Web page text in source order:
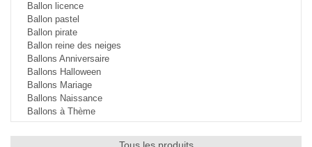
Ballon licence
Ballon pastel
Ballon pirate
Ballon reine des neiges
Ballons Anniversaire
Ballons Halloween
Ballons Mariage
Ballons Naissance
Ballons à Thème